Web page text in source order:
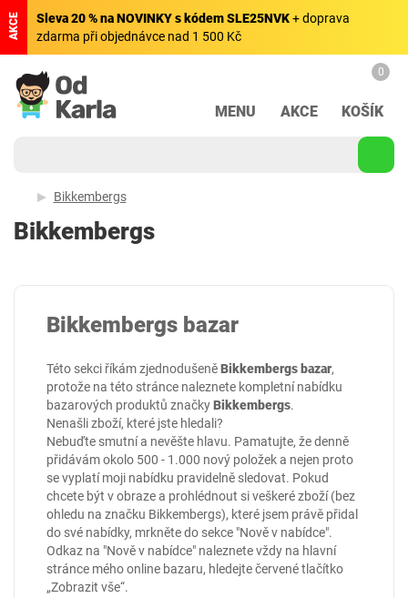
AKCE Sleva 20 % na NOVINKY s kódem SLE25NVK+ doprava
zdarma při objednávce nad 1 500 Kč
MENU AKCE
0
KOŠÍK
Bikkembergs
Bikkembergs
Bikkembergs bazar
Této sekci říkám zjednodušeněBikkembergs bazar,
protože na této stránce naleznete kompletní nabídku
bazarových produktů značkyBikkembergs.
Nenašli zboží, které jste hledali?
Nebuďte smutní a nevěšte hlavu. Pamatujte, že denně
přidávám okolo 500 - 1.000 nový položek a nejen proto
se vyplatí moji nabídku pravidelně sledovat. Pokud
chcete být v obraze a prohlédnout si veškeré zboží (bez
ohledu na značku Bikkembergs), které jsem právě přidal
do své nabídky, mrkněte do sekce "Nově v nabídce".
Odkaz na "Nově v nabídce" naleznete vždy na hlavní
stránce mého online bazaru, hledejte červené tlačítko
„Zobrazit vše“.